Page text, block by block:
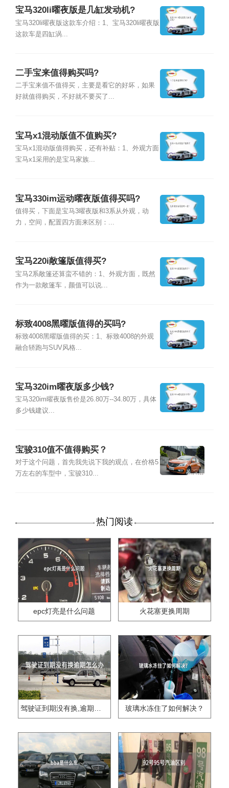
宝马320li曜夜版是几缸发动机?
宝马320li曜夜版这款车介绍：1、宝马320li曜夜版
这款车是四缸涡...
二手宝来值得购买吗?
二手宝来值不值得买，主要是看它的好坏，如果
好就值得购买，不好就不要买了...
宝马x1混动版值不值购买?
宝马x1混动版值得购买，还有补贴：1、外观方面
宝马x1采用的是宝马家族...
宝马330im运动曜夜版值得买吗?
值得买，下面是宝马3曜夜版和3系从外观，动
力，空间，配置四方面来区别：...
宝马220i敞篷版值得买?
宝马2系敞篷还算蛮不错的：1、外观方面，既然
作为一款敞篷车，颜值可以说...
标致4008黑曜版值得的买吗?
标致4008黑曜版值得的买：1、标致4008的外观
融合轿跑与SUV风格...
宝马320im曜夜版多少钱?
宝马320im曜夜版售价是26.80万--34.80万，具体
多少钱建议...
宝骏310值不值得购买？
对于这个问题，首先我先说下我的观点，在价格5
万左右的车型中，宝骏310...
热门阅读
epc灯亮是什么问题 火花塞更换周期
驾驶证到期没有换,逾期怎么办?? 玻璃水冻住了如何解决？